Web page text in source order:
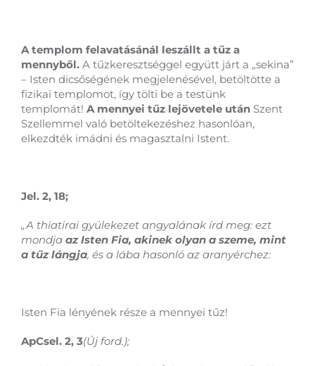
A templom felavatásánál leszállt a tűz a
mennyből. A tűzkeresztséggel együtt járt a „sekina”
– Isten dicsőségének megjelenésével, betöltötte a
fizikai templomot, így tölti be a testünk
templomát! A mennyei tűz lejövetele után Szent
Szellemmel való betöltekezéshez hasonlóan,
elkezdték imádni és magasztalni Istent.
Jel. 2, 18;
„A thiatirai gyülekezet angyalának írd meg: ezt
mondja az Isten Fia, akinek olyan a szeme, mint
a tűz lángja, és a lába hasonló az aranyérchez:
Isten Fia lényének része a mennyei tűz!
ApCsel. 2, 3(Új ford.);